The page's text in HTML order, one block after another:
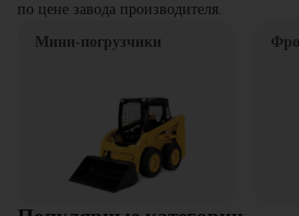
по цене завода производителя.
Мини-погрузчики